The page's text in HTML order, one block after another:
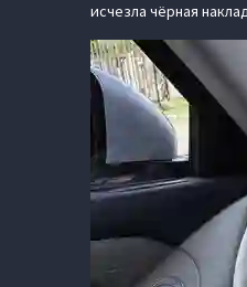
исчезла чёрная